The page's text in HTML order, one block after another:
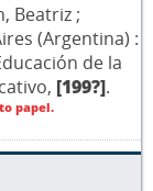
Beatriz ;
(Argentina) :
de la
[199?].
papel.